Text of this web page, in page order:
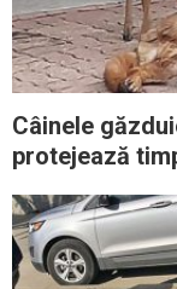
Câinele
protejează